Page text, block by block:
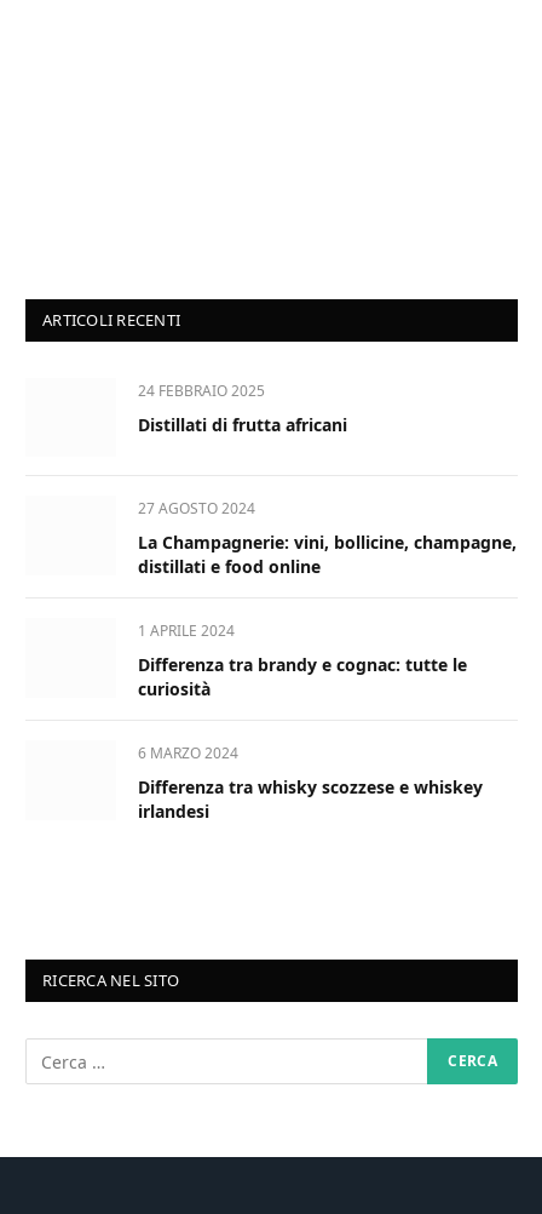
ARTICOLI RECENTI
24 FEBBRAIO 2025
Distillati di frutta africani
27 AGOSTO 2024
La Champagnerie: vini, bollicine, champagne,
distillati e food online
1 APRILE 2024
Differenza tra brandy e cognac: tutte le
curiosità
6 MARZO 2024
Differenza tra whisky scozzese e whiskey
irlandesi
RICERCA NEL SITO